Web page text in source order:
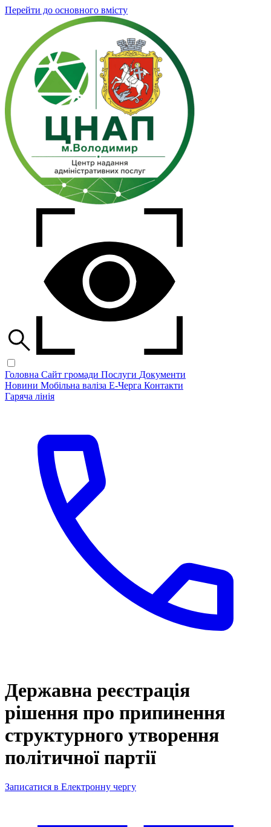
Перейти до основного вмісту
Головна Сайт громади Послуги Документи
Новини Мобільна валіза Е-Черга Контакти
Гаряча лінія
Державна реєстрація
рішення про припинення
структурного утворення
політичної партії
Записатися в Електронну чергу